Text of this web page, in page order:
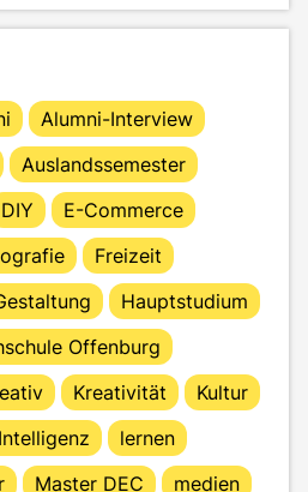
Alumni-Interview
Auslandssemester
DIY
E-Commerce
Freizeit
Hauptstudium
Offenburg
Kreativität
Kultur
lernen
Master DEC
medien